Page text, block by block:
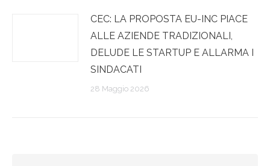
CEC: LA PROPOSTA EU-INC PIACE
ALLE AZIENDE TRADIZIONALI,
DELUDE LE STARTUP E ALLARMA I
SINDACATI
28 Maggio 2026